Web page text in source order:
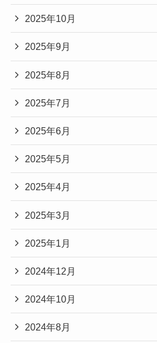
2025年10月
2025年9月
2025年8月
2025年7月
2025年6月
2025年5月
2025年4月
2025年3月
2025年1月
2024年12月
2024年10月
2024年8月